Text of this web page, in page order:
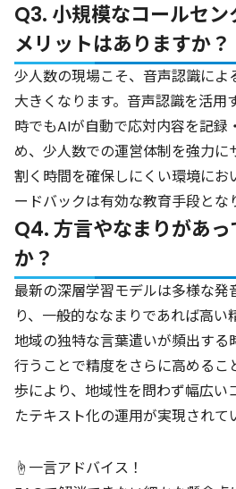
Q3. 小規模なコールセン
メリットはありますか？
少人数の現場こそ、音声認識によ
大きくなります。音声認識を活用
時でもAIが自動で応対内容を記録
め、少人数での運営体制を強力に
割く時間を確保しにくい環境にお
ードバックは有効な教育手段とな
Q4. 方言やなまりがあ
か？
最新の深層学習モデルは多様な発
り、一般的ななまりであれば高い
地域の独特な言葉遣いが頻出する
行うことで精度をさらに高めるこ
歩により、地域性を問わず幅広い
たテキスト化の運用が実現されて
☝️一言アドバイス！